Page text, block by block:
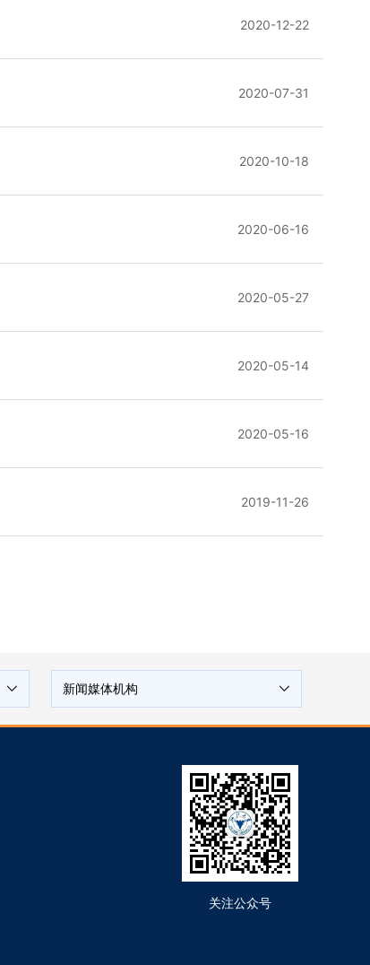
2020-12-22
2020-07-31
2020-10-18
2020-06-16
2020-05-27
2020-05-14
2020-05-16
2019-11-26
新闻媒体机构
关注公众号